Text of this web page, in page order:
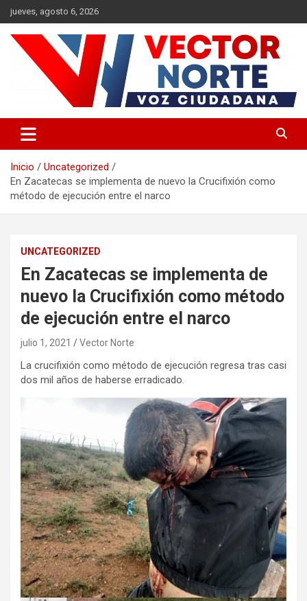
Saltar
al
contenido
jueves, agosto 6, 2026
Vector Norte
Inicio
Uncategorized
En Zacatecas se implementa de nuevo la Crucifixión como
método de ejecución entre el narco
UNCATEGORIZED
En Zacatecas se implementa de
nuevo la Crucifixión como método
de ejecución entre el narco
julio 1, 2021 Vector Norte
La crucifixión como método de ejecución regresa tras casi
dos mil años de haberse erradicado.